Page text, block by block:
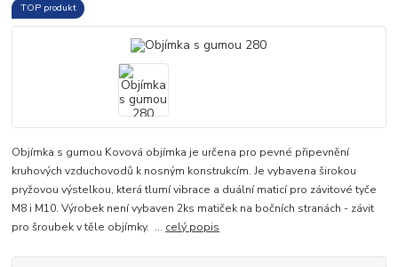
TOP produkt
Objímka s gumou Kovová objímka je určena pro pevné připevnění
kruhových vzduchovodů k nosným konstrukcím. Je vybavena širokou
pryžovou výstelkou, která tlumí vibrace a duální maticí pro závitové tyče
M8 i M10. Výrobek není vybaven 2ks matiček na bočních stranách - závit
pro šroubek v těle objímky. ... celý popis